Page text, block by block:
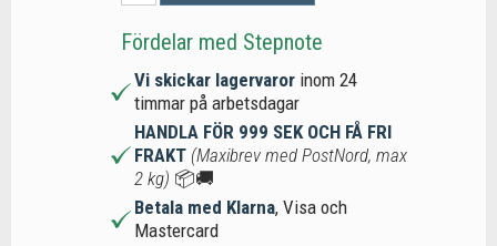
Fördelar med Stepnote
Vi skickar lagervaror inom 24
timmar på arbetsdagar
HANDLA FÖR 999 SEK OCH FÅ FRI
FRAKT (Maxibrev med PostNord, max
2 kg) 📦🚚
Betala med Klarna, Visa och
Mastercard